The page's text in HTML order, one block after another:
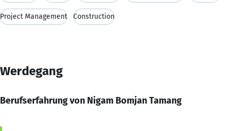
Project Management Construction
Werdegang
Berufserfahrung von Nigam Bomjan Tamang